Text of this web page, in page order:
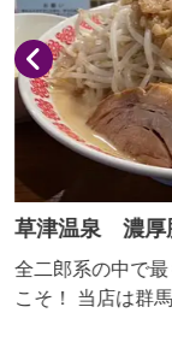
草津温泉 濃厚
んの
全二郎系の中で
こそ！ 当店は群